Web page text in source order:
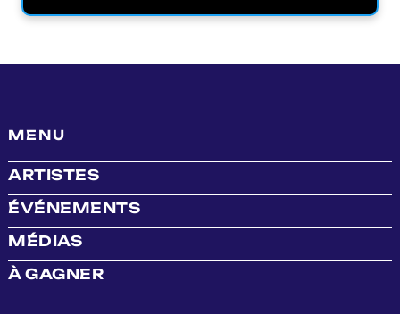
MENU
ARTISTES
ÉVÉNEMENTS
MÉDIAS
À GAGNER